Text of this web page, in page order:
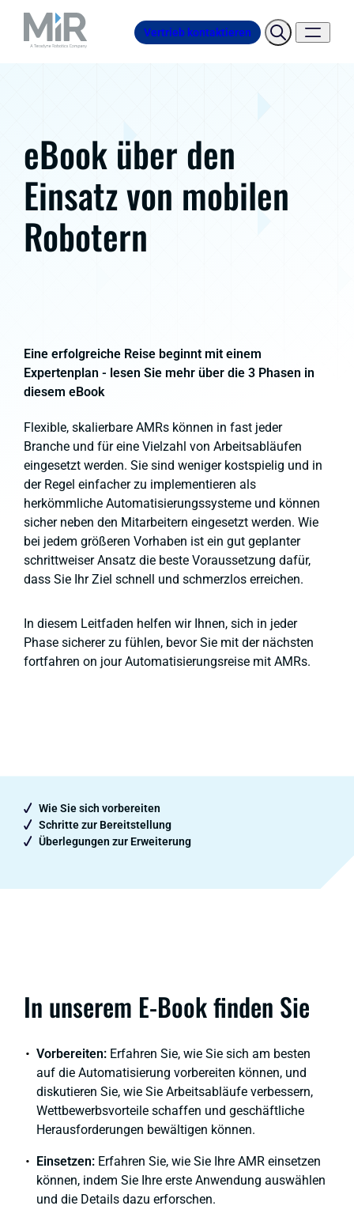
Vertrieb kontaktieren
eBook über den
Einsatz von mobilen
Robotern
Eine erfolgreiche Reise beginnt mit einem
Expertenplan - lesen Sie mehr über die 3 Phasen in
diesem eBook
Flexible, skalierbare AMRs können in fast jeder
Branche und für eine Vielzahl von Arbeitsabläufen
eingesetzt werden. Sie sind weniger kostspielig und in
der Regel einfacher zu implementieren als
herkömmliche Automatisierungssysteme und können
sicher neben den Mitarbeitern eingesetzt werden. Wie
bei jedem größeren Vorhaben ist ein gut geplanter
schrittweiser Ansatz die beste Voraussetzung dafür,
dass Sie Ihr Ziel schnell und schmerzlos erreichen.
In diesem Leitfaden helfen wir Ihnen, sich in jeder
Phase sicherer zu fühlen, bevor Sie mit der nächsten
fortfahren on jour Automatisierungsreise mit AMRs.
Wie Sie sich vorbereiten
Schritte zur Bereitstellung
Überlegungen zur Erweiterung
In unserem E-Book finden Sie
Vorbereiten: Erfahren Sie, wie Sie sich am besten
auf die Automatisierung vorbereiten können, und
diskutieren Sie, wie Sie Arbeitsabläufe verbessern,
Wettbewerbsvorteile schaffen und geschäftliche
Herausforderungen bewältigen können.
Einsetzen: Erfahren Sie, wie Sie Ihre AMR einsetzen
können, indem Sie Ihre erste Anwendung auswählen
und die Details dazu erforschen.